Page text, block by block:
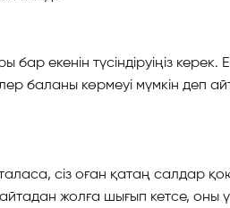
екенін түсіндіруіңіз
баланы көрмеуі мүмкін деп
сіз оған қатаң салдар
жолға шығып кетсе,